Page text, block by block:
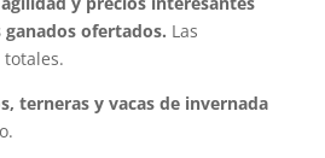
ofertados. Las
terneras y vacas de invernada